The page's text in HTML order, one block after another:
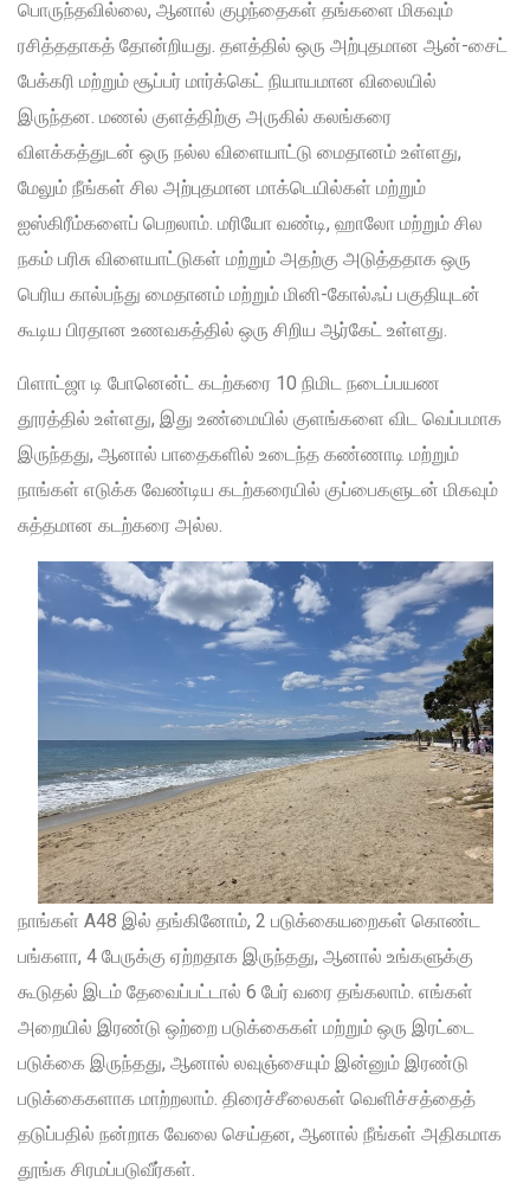
பொருந்தவில்லை, ஆனால் குழந்தைகள் தங்களை மிகவும்
ரசித்ததாகத் தோன்றியது. தளத்தில் ஒரு அற்புதமான ஆன்-சைட்
பேக்கரி மற்றும் சூப்பர் மார்க்கெட் நியாயமான விலையில்
இருந்தன. மணல் குளத்திற்கு அருகில் கலங்கரை
விளக்கத்துடன் ஒரு நல்ல விளையாட்டு மைதானம் உள்ளது,
மேலும் நீங்கள் சில அற்புதமான மாக்டெயில்கள் மற்றும்
ஐஸ்கிரீம்களைப் பெறலாம். மரியோ வண்டி, ஹாலோ மற்றும் சில
நகம் பரிசு விளையாட்டுகள் மற்றும் அதற்கு அடுத்ததாக ஒரு
பெரிய கால்பந்து மைதானம் மற்றும் மினி-கோல்ஃப் பகுதியுடன்
கூடிய பிரதான உணவகத்தில் ஒரு சிறிய ஆர்கேட் உள்ளது.
பிளாட்ஜா டி போனென்ட் கடற்கரை 10 நிமிட நடைப்பயண
தூரத்தில் உள்ளது, இது உண்மையில் குளங்களை விட வெப்பமாக
இருந்தது, ஆனால் பாதைகளில் உடைந்த கண்ணாடி மற்றும்
நாங்கள் எடுக்க வேண்டிய கடற்கரையில் குப்பைகளுடன் மிகவும்
சுத்தமான கடற்கரை அல்ல.
நாங்கள் A48 இல் தங்கினோம், 2 படுக்கையறைகள் கொண்ட
பங்களா, 4 பேருக்கு ஏற்றதாக இருந்தது, ஆனால் உங்களுக்கு
கூடுதல் இடம் தேவைப்பட்டால் 6 பேர் வரை தங்கலாம். எங்கள்
அறையில் இரண்டு ஒற்றை படுக்கைகள் மற்றும் ஒரு இரட்டை
படுக்கை இருந்தது, ஆனால் லவுஞ்சையும் இன்னும் இரண்டு
படுக்கைகளாக மாற்றலாம். திரைச்சீலைகள் வெளிச்சத்தைத்
தடுப்பதில் நன்றாக வேலை செய்தன, ஆனால் நீங்கள் அதிகமாக
தூங்க சிரமப்படுவீர்கள்.